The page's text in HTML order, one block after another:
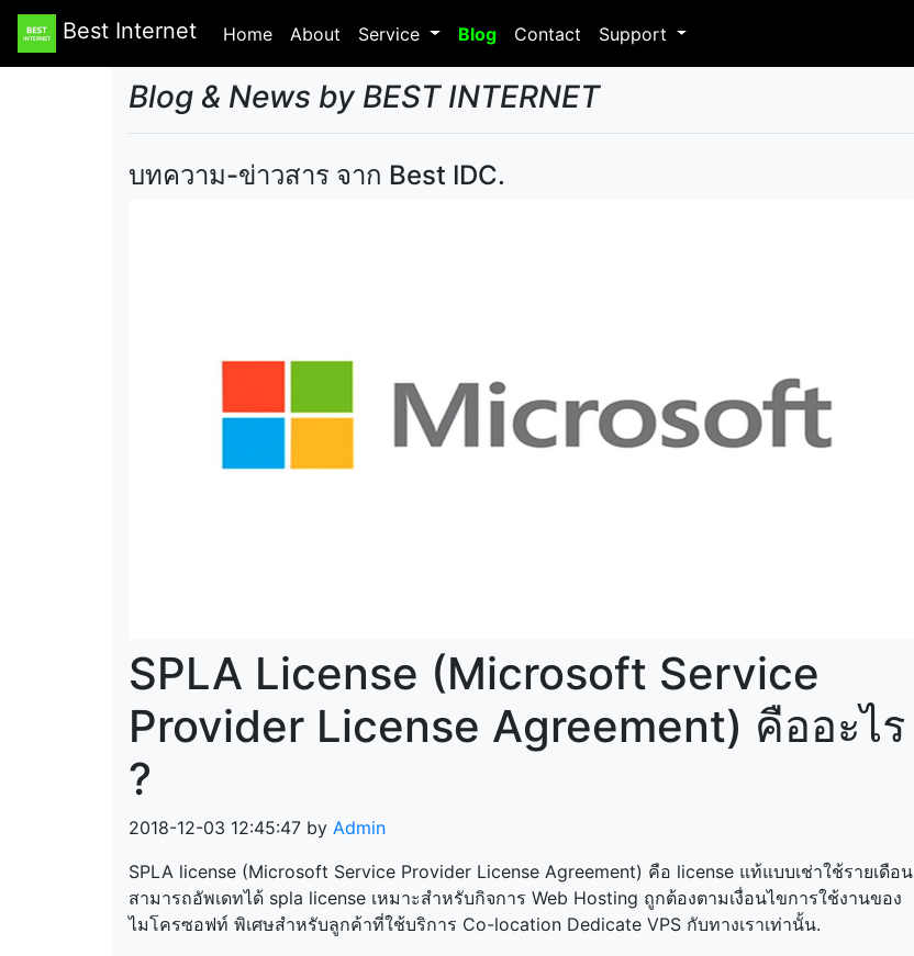
Best Internet Home (current)
About Service Blog Contact Support
Blog & News by BEST INTERNET
บทความ-ข่าวสาร จาก Best IDC.
SPLA License (Microsoft Service
Provider License Agreement) คืออะไร
?
2018-12-03 12:45:47 by Admin
SPLA license (Microsoft Service Provider License Agreement) คือ license แท้แบบเช่าใช้รายเดือน
สามารถอัพเดทได้ spla license เหมาะสำหรับกิจการ Web Hosting ถูกต้องตามเงื่อนไขการใช้งานของ
ไมโครซอฟท์ พิเศษสำหรับลูกค้าที่ใช้บริการ Co-location Dedicate VPS กับทางเราเท่านั้น.